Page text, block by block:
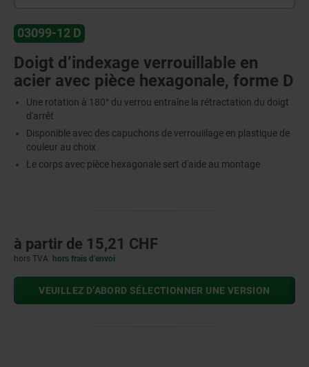
03099-12 D
Doigt d’indexage verrouillable en
acier avec pièce hexagonale, forme D
Une rotation à 180° du verrou entraîne la rétractation du doigt
d'arrêt
Disponible avec des capuchons de verrouiilage en plastique de
couleur au choix
Le corps avec pièce hexagonale sert d'aide au montage
à partir de 15,21 CHF
hors TVA hors frais d’envoi
VEUILLEZ D’ABORD SÉLECTIONNER UNE VERSION